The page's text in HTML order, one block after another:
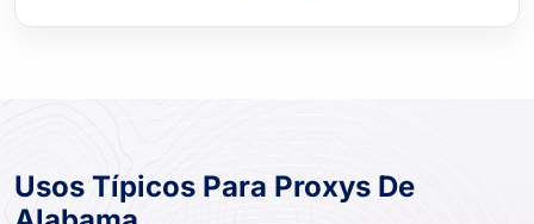
Usos Típicos Para Proxys De